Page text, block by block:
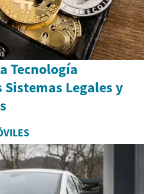
Tecnología
Legales y